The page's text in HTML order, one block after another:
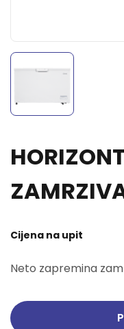
Cijena na upit
Neto zapremina